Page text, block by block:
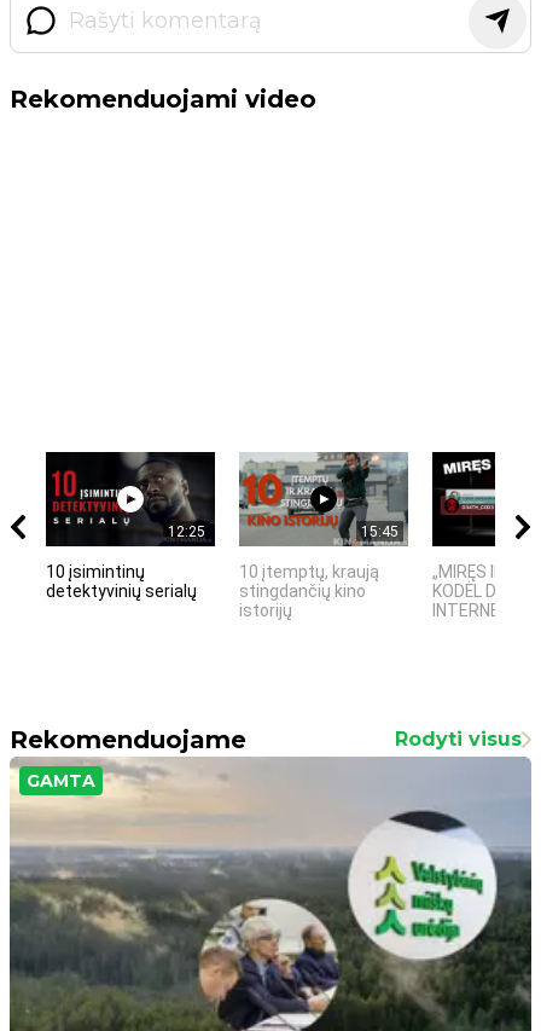
Rekomenduojami video
12:25
10 įsimintinų
detektyvinių serialų
15:45
10 įtemptų, kraują
stingdančių kino
istorijų
„MIRĘS
KODĖL
INTERNETO
Rekomenduojame Rodyti visus
GAMTA